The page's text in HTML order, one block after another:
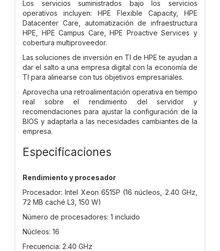
Los servicios suministrados bajo los servicios
operativos incluyen: HPE Flexible Capacity, HPE
Datacenter Care, automatización de infraestructura
HPE, HPE Campus Care, HPE Proactive Services y
cobertura multiproveedor.
Las soluciones de inversión en TI de HPE te ayudan a
dar el salto a una empresa digital con la economía de
TI para alinearse con tus objetivos empresariales.
Aprovecha una retroalimentación operativa en tiempo
real sobre el rendimiento del servidor y
recomendaciones para ajustar la configuración de la
BIOS y adaptarla a las necesidades cambiantes de la
empresa.
Especificaciones
Rendimiento y procesador
Procesador: Intel Xeon 6515P (16 núcleos, 2.40 GHz,
72 MB caché L3, 150 W)
Número de procesadores: 1 incluido
Núcleos: 16
Frecuencia: 2.40 GHz